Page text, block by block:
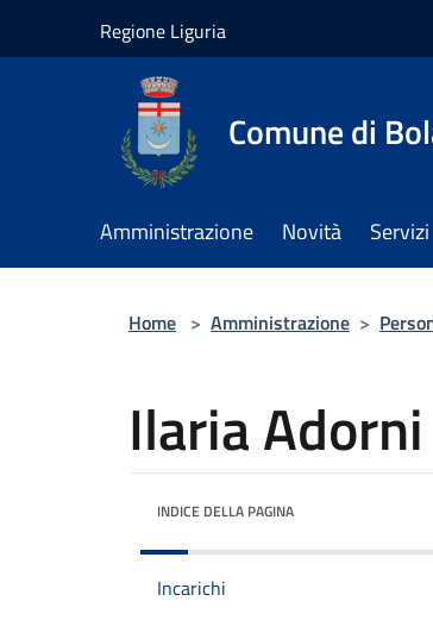
Regione Liguria
Comune di
Amministrazione Novità Servizi
Home > Amministrazione >
Ilaria Adorni
INDICE DELLA PAGINA
Incarichi